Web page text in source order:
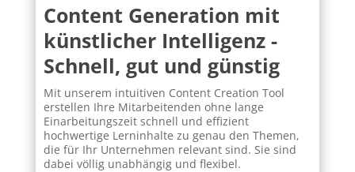
Content Generation mit
künstlicher Intelligenz -
Schnell, gut und günstig
Mit unserem intuitiven Content Creation Tool
erstellen Ihre Mitarbeitenden ohne lange
Einarbeitungszeit schnell und effizient
hochwertige Lerninhalte zu genau den Themen,
die für Ihr Unternehmen relevant sind. Sie sind
dabei völlig unabhängig und flexibel.